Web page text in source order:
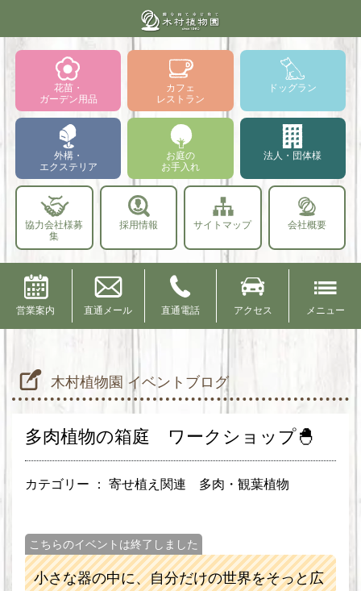
花苗・
ガーデン用品
カフェ
レストラン
ドッグラン
外構・
エクステリア
お庭の
お手入れ
法人・団体様
協力会社様募
集
採用情報 サイトマップ 会社概要
営業案内 直通メール 直通電話 アクセス メニュー
木村植物園 イベントブログ
多肉植物の箱庭 ワークショップ🐣
カテゴリー ： 寄せ植え関連 多肉・観葉植物
こちらのイベントは終了しました
小さな器の中に、自分だけの世界をそっと広